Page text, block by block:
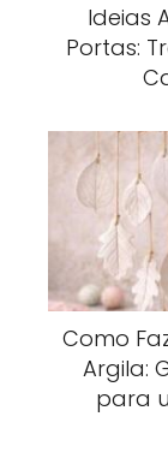
Ideias
Portas:
Como
Argila:
para